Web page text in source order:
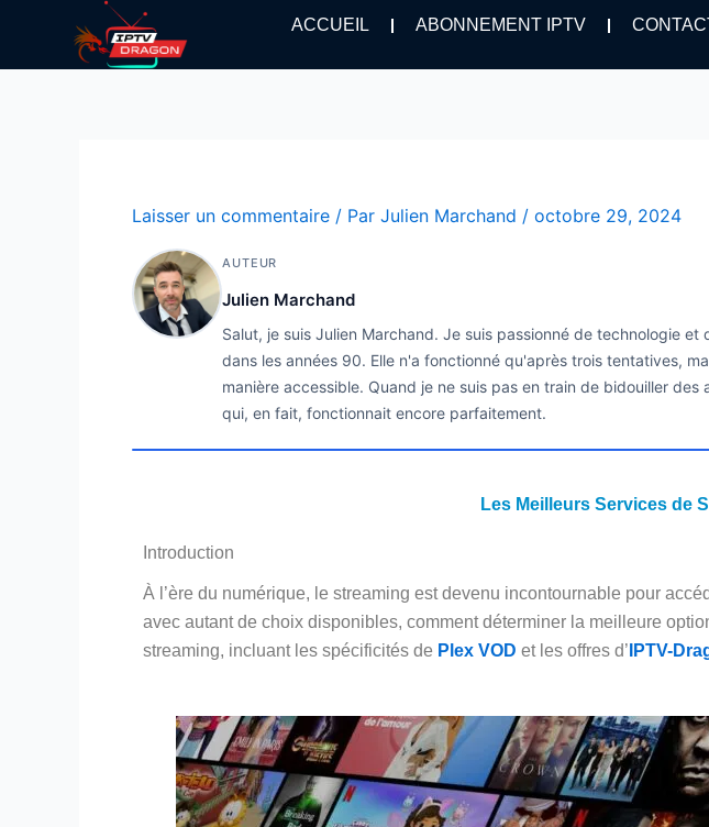
contenu
ACCUEIL ABONNEMENT IPTV
Laisser un commentaire / Par Julien Marchand / octobre 29, 2024
AUTEUR
Julien Marchand
Salut, je suis Julien Marchand. Je suis passionné de technologie
dans les années 90. Elle n'a fonctionné qu'après trois tentatives,
manière accessible. Quand je ne suis pas en train de bidouiller
qui, en fait, fonctionnait encore parfaitement.
Les Meilleurs Services de
Introduction
À l’ère du numérique, le streaming est devenu incontournable pour
avec autant de choix disponibles, comment déterminer la meilleure
streaming, incluant les spécificités de Plex VOD et les offres d’ IPTV-